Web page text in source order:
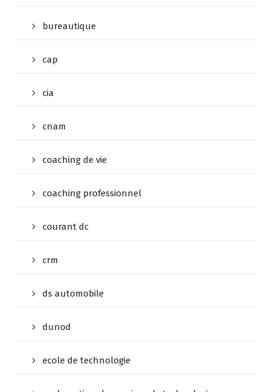
bureautique
cap
cia
cnam
coaching de vie
coaching professionnel
courant dc
crm
ds automobile
dunod
ecole de technologie